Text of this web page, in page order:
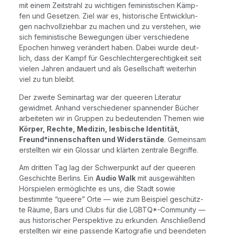
mit einem Zeit­strahl zu wich­ti­gen femi­nis­ti­schen Kämp­
fen und Geset­zen. Ziel war es, his­to­ri­sche Ent­wick­lun­
gen nach­voll­zieh­bar zu machen und zu ver­ste­hen, wie
sich femi­nis­ti­sche Bewe­gun­gen über ver­schie­de­ne
Epo­chen hin­weg ver­än­dert haben. Dabei wur­de deut­
lich, dass der Kampf für Geschlech­ter­ge­rech­tig­keit seit
vie­len Jah­ren andau­ert und als Gesell­schaft wei­ter­hin
viel zu tun bleibt.
Der zwei­te Semi­nar­tag war der quee­ren Lite­ra­tur
gewid­met. Anhand ver­schie­de­ner span­nen­der Bücher
arbei­te­ten wir in Grup­pen zu bedeu­ten­den The­men wie
Kör­per, Rech­te, Medi­zin, les­bi­sche Iden­ti­tät,
Freund*innenschaften und Wider­stän­de. Gemein­sam
erstell­ten wir ein Glos­sar und klär­ten zen­tra­le Begriffe.
Am drit­ten Tag lag der Schwer­punkt auf der quee­ren
Geschich­te Ber­lins. Ein Audio Walk mit aus­ge­wähl­ten
Hör­spie­len ermög­lich­te es uns, die Stadt sowie
bestimm­te “que­e­re” Orte — wie zum Bei­spiel geschütz­
te Räu­me, Bars und Clubs für die LGBTQ*-Community —
aus his­to­ri­scher Per­spek­ti­ve zu erkun­den. Anschlie­ßend
erstell­ten wir eine pas­sen­de Kar­to­gra­fie und been­de­ten